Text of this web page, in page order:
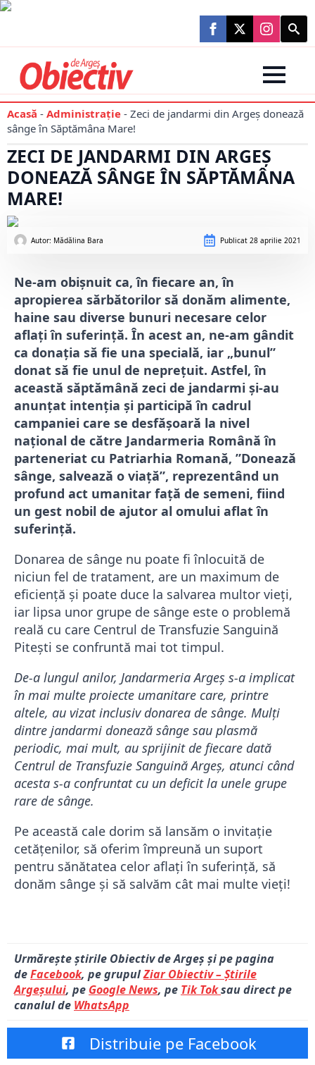
Search
for:
Acasă - Administraţie - Zeci de jandarmi din Argeș donează
sânge în Săptămâna Mare!
ZECI DE JANDARMI DIN ARGEȘ
DONEAZĂ SÂNGE ÎN SĂPTĂMÂNA
MARE!
Autor: Mădălina Bara Publicat 28 aprilie 2021
Ne-am obișnuit ca, în fiecare an, în
apropierea sărbătorilor să donăm alimente,
haine sau diverse bunuri necesare celor
aflați în suferință. În acest an, ne-am gândit
ca donația să fie una specială, iar „bunul”
donat să fie unul de neprețuit. Astfel, în
această săptămână zeci de jandarmi şi-au
anunţat intenţia şi participă în cadrul
campaniei care se desfășoară la nivel
național de către Jandarmeria Română în
parteneriat cu Patriarhia Romană, ”Donează
sânge, salvează o viață”, reprezentând un
profund act umanitar faţă de semeni, fiind
un gest nobil de ajutor al omului aflat în
suferinţă.
Donarea de sânge nu poate fi înlocuită de
niciun fel de tratament, are un maximum de
eficienţă şi poate duce la salvarea multor vieţi,
iar lipsa unor grupe de sânge este o problemă
reală cu care Centrul de Transfuzie Sanguină
Pitești se confruntă mai tot timpul.
De-a lungul anilor, Jandarmeria Argeş s-a implicat
în mai multe proiecte umanitare care, printre
altele, au vizat inclusiv donarea de sânge. Mulţi
dintre jandarmi donează sânge sau plasmă
periodic, mai mult, au sprijinit de fiecare dată
Centrul de Transfuzie Sanguină Argeş, atunci când
acesta s-a confruntat cu un deficit la unele grupe
rare de sânge.
Pe această cale dorim să lansăm o invitație
cetățenilor, să oferim împreună un suport
pentru sănătatea celor aflați în suferință, să
donăm sânge și să salvăm cât mai multe vieți!
Urmărește știrile Obiectiv de Argeș și pe pagina
deFacebook, pe grupulZiar Obiectiv – Știrile
Argeșului, pe Google News, pe Tik Toksau direct pe
canalul de WhatsApp
Distribuie pe Facebook